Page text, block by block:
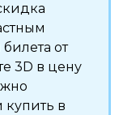
от
3D в цену
купить в